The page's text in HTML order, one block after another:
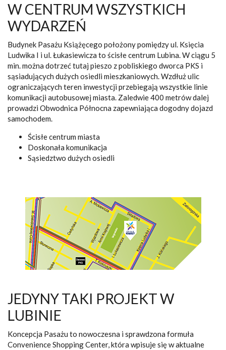
W CENTRUM WSZYSTKICH
WYDARZEŃ
Budynek Pasażu Książęcego położony pomiędzy ul. Księcia
Ludwika I i ul. Łukasiewicza to ścisłe centrum Lubina. W ciągu 5
min. można dotrzeć tutaj pieszo z pobliskiego dworca PKS i
sąsiadujących dużych osiedli mieszkaniowych. Wzdłuż ulic
ograniczających teren inwestycji przebiegają wszystkie linie
komunikacji autobusowej miasta. Zaledwie 400 metrów dalej
prowadzi Obwodnica Północna zapewniająca dogodny dojazd
samochodem.
Ścisłe centrum miasta
Doskonała komunikacja
Sąsiedztwo dużych osiedli
JEDYNY TAKI PROJEKT W
LUBINIE
Koncepcja Pasażu to nowoczesna i sprawdzona formuła
Convenience Shopping Center, która wpisuje się w aktualne